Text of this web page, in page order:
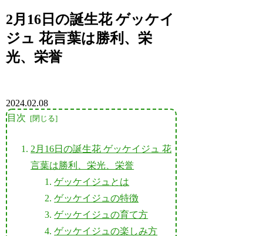
2月16日の誕生花 ゲッケイ
ジュ 花言葉は勝利、栄
光、栄誉
2024.02.08
目次
2月16日の誕生花 ゲッケイジュ 花
言葉は勝利、栄光、栄誉
ゲッケイジュとは
ゲッケイジュの特徴
ゲッケイジュの育て方
ゲッケイジュの楽しみ方